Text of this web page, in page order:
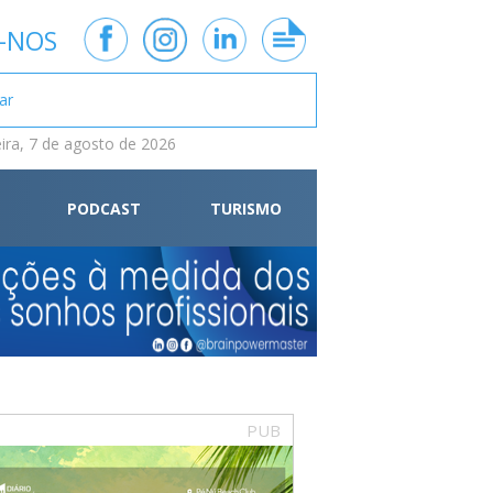
7 de agosto de 2026
PODCAST TURISMO
PUB